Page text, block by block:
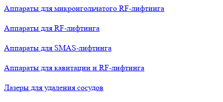
Аппараты для микроигольчатого RF-лифтинга
Аппараты для RF-лифтинга
Аппараты для SMAS-лифтинга
Аппараты для кавитации и RF-лифтинга
Лазеры для удаления сосудов